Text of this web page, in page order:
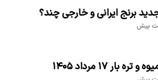
برنج ایرانی و خارجی چند؟
بار ۱۷ مرداد ۱۴۰۵